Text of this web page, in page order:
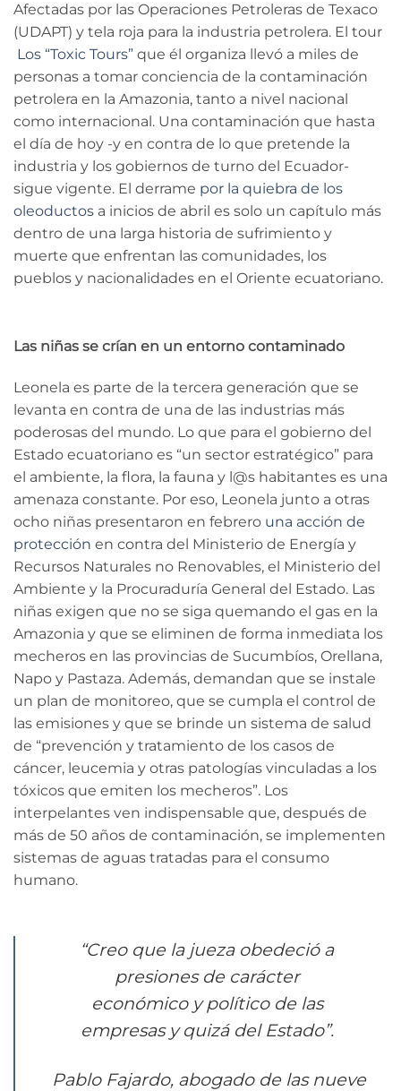
Afectadas por las Operaciones Petroleras de Texaco
(UDAPT) y tela roja para la industria petrolera. El tour
Los “Toxic Tours” que él organiza llevó a miles de
personas a tomar conciencia de la contaminación
petrolera en la Amazonia, tanto a nivel nacional
como internacional. Una contaminación que hasta
el día de hoy -y en contra de lo que pretende la
industria y los gobiernos de turno del Ecuador-
sigue vigente. El derrame por la quiebra de los
oleoductos a inicios de abril es solo un capítulo más
dentro de una larga historia de sufrimiento y
muerte que enfrentan las comunidades, los
pueblos y nacionalidades en el Oriente ecuatoriano.
Las niñas se crían en un entorno contaminado
Leonela es parte de la tercera generación que se
levanta en contra de una de las industrias más
poderosas del mundo. Lo que para el gobierno del
Estado ecuatoriano es “un sector estratégico” para
el ambiente, la flora, la fauna y l@s habitantes es una
amenaza constante. Por eso, Leonela junto a otras
ocho niñas presentaron en febrero una acción de
protección en contra del Ministerio de Energía y
Recursos Naturales no Renovables, el Ministerio del
Ambiente y la Procuraduría General del Estado. Las
niñas exigen que no se siga quemando el gas en la
Amazonia y que se eliminen de forma inmediata los
mecheros en las provincias de Sucumbíos, Orellana,
Napo y Pastaza. Además, demandan que se instale
un plan de monitoreo, que se cumpla el control de
las emisiones y que se brinde un sistema de salud
de “prevención y tratamiento de los casos de
cáncer, leucemia y otras patologías vinculadas a los
tóxicos que emiten los mecheros”. Los
interpelantes ven indispensable que, después de
más de 50 años de contaminación, se implementen
sistemas de aguas tratadas para el consumo
humano.
“Creo que la jueza obedeció a
presiones de carácter
económico y político de las
empresas y quizá del Estado”.
Pablo Fajardo, abogado de las nueve